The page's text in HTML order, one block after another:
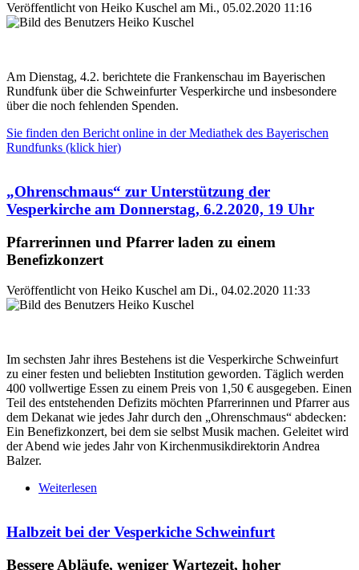
Veröffentlicht von Heiko Kuschel am Mi., 05.02.2020 11:16
Am Dienstag, 4.2. berichtete die Frankenschau im Bayerischen
Rundfunk über die Schweinfurter Vesperkirche und insbesondere
über die noch fehlenden Spenden.
Sie finden den Bericht online in der Mediathek des Bayerischen
Rundfunks (klick hier)
„Ohrenschmaus“ zur Unterstützung der
Vesperkirche am Donnerstag, 6.2.2020, 19 Uhr
Pfarrerinnen und Pfarrer laden zu einem
Benefizkonzert
Veröffentlicht von Heiko Kuschel am Di., 04.02.2020 11:33
Im sechsten Jahr ihres Bestehens ist die Vesperkirche Schweinfurt
zu einer festen und beliebten Institution geworden. Täglich werden
400 vollwertige Essen zu einem Preis von 1,50 € ausgegeben. Einen
Teil des entstehenden Defizits möchten Pfarrerinnen und Pfarrer aus
dem Dekanat wie jedes Jahr durch den „Ohrenschmaus“ abdecken:
Ein Benefizkonzert, bei dem sie selbst Musik machen. Geleitet wird
der Abend wie jedes Jahr von Kirchenmusikdirektorin Andrea
Balzer.
Weiterlesen
Halbzeit bei der Vesperkiche Schweinfurt
Bessere Abläufe, weniger Wartezeit, hoher